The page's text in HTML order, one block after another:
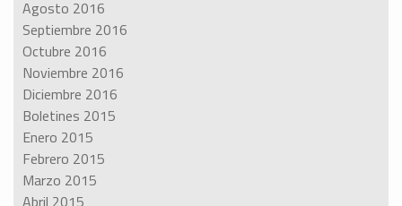
Agosto 2016
Septiembre 2016
Octubre 2016
Noviembre 2016
Diciembre 2016
Boletines 2015
Enero 2015
Febrero 2015
Marzo 2015